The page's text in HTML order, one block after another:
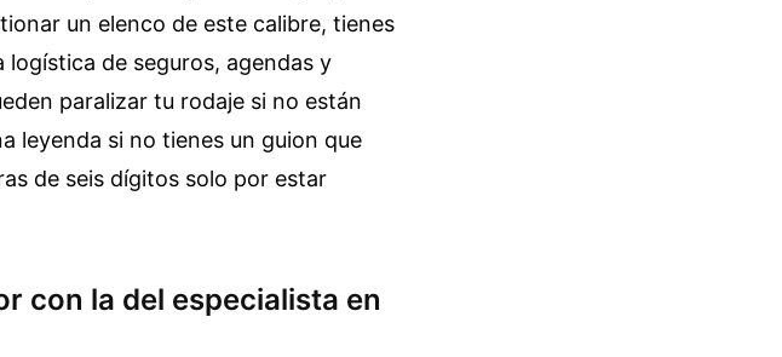
un elenco de este calibre, tienes
de seguros, agendas y
paralizar tu rodaje si no están
leyenda si no tienes un guion que
de seis dígitos solo por estar
con la del especialista en